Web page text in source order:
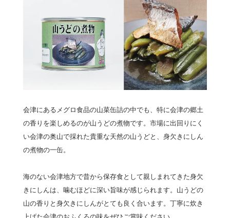
会津にあるメグロ食品の山菜缶詰の中でも、特に会津の郷土
の香りを楽しめるのが山うどの煮物です。市場に出回りにく
い会津の奥山で採れた貴重な天然の山うどと、身欠きにしん
の煮物の一缶。
海のない会津地方で昔から保存食として親しまれてきた身欠
きにしんは、噛むほどに深い旨味が感じられます。山うどの
山の香りと身欠きにしんがとても良く合います。丁寧に炊き